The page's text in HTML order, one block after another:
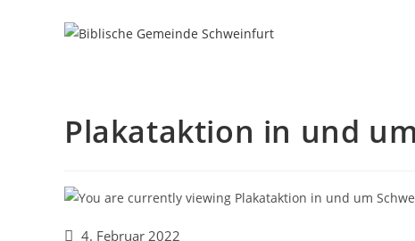
Plakataktion in und
4. Februar 2022